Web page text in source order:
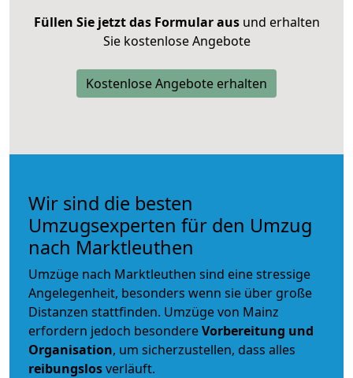
Füllen Sie jetzt das Formular ausund erhalten
Sie kostenlose Angebote
Kostenlose Angebote erhalten
Wir sind die besten
Umzugsexperten für den Umzug
nach Marktleuthen
Umzüge nach Marktleuthen sind eine stressige
Angelegenheit, besonders wenn sie über große
Distanzen stattfinden. Umzüge von Mainz
erfordern jedoch besondereVorbereitung und
Organisation, um sicherzustellen, dass alles
reibungslosverläuft.